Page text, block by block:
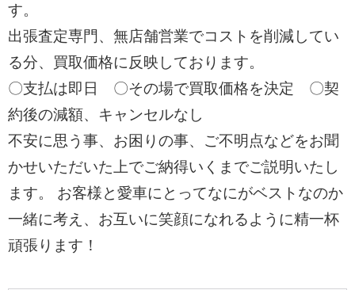
す。
出張査定専門、無店舗営業でコストを削減してい
る分、買取価格に反映しております。
〇支払は即日 〇その場で買取価格を決定 〇契
約後の減額、キャンセルなし
不安に思う事、お困りの事、ご不明点などをお聞
かせいただいた上でご納得いくまでご説明いたし
ます。 お客様と愛車にとってなにがベストなのか
一緒に考え、お互いに笑顔になれるように精一杯
頑張ります！